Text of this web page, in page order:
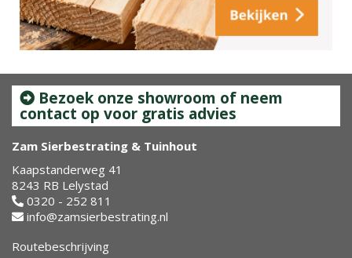
Bezoek onze showroom of neem
contact op voor gratis advies
Zam Sierbestrating & Tuinhout
Kaapstanderweg 41
8243 RB Lelystad
0320 - 252 811
info@zamsierbestrating.nl
Routebeschrijving